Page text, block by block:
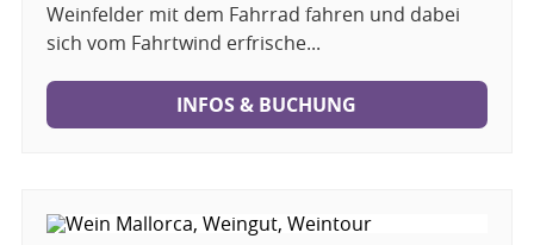
Weinfelder mit dem Fahrrad fahren und dabei
sich vom Fahrtwind erfrische...
INFOS & BUCHUNG